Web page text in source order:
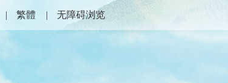
繁體 无障碍浏览